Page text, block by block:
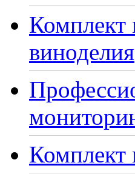
Комплект
виноделия
Комплект